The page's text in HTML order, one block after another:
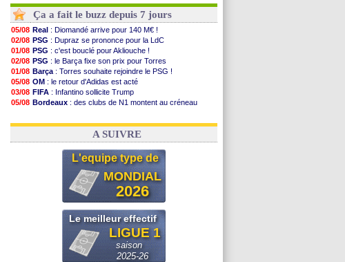
Ça a fait le buzz depuis 7 jours
05/08 Real : Diomandé arrive pour 140 M€ !
02/08 PSG : Dupraz se prononce pour la LdC
01/08 PSG : c'est bouclé pour Akliouche !
02/08 PSG : le Barça fixe son prix pour Torres
01/08 Barça : Torres souhaite rejoindre le PSG !
05/08 OM : le retour d'Adidas est acté
03/08 FIFA : Infantino sollicite Trump
05/08 Bordeaux : des clubs de N1 montent au créneau
03/08 Real: le démenti de Leipzig pour Diomandé
A SUIVRE
L'equipe type de
MONDIAL
2026
Le meilleur effectif
LIGUE 1
saison
2025-26